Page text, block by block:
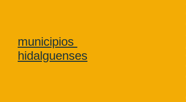
municipios
hidalguenses